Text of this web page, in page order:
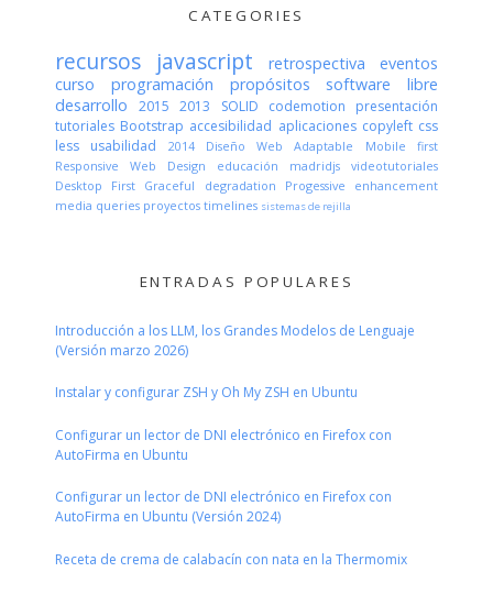
o
r
:
CATEGORIES
recursos javascript retrospectiva
eventos
curso
programación propósitos
software libre
desarrollo
2015 2013 SOLID codemotion
presentación
tutoriales Bootstrap accesibilidad aplicaciones copyleft css
less
usabilidad 2014 Diseño Web Adaptable
Mobile first
Responsive Web Design
educación madridjs
videotutoriales
Desktop First Graceful degradation
Progessive enhancement
media queries proyectos timelines sistemas de rejilla
ENTRADAS POPULARES
Introducción a los LLM, los Grandes Modelos de Lenguaje
(Versión marzo 2026)
Instalar y configurar ZSH y Oh My ZSH en Ubuntu
Configurar un lector de DNI electrónico en Firefox con
AutoFirma en Ubuntu
Configurar un lector de DNI electrónico en Firefox con
AutoFirma en Ubuntu (Versión 2024)
Receta de crema de calabacín con nata en la Thermomix